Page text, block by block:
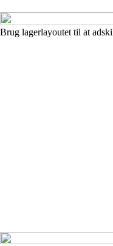
Brug lagerlayoutet til at